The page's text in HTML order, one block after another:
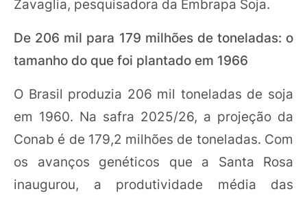
Zavaglia, pesquisadora da Embrapa Soja.
De 206 mil para 179 milhões de toneladas: o
tamanho do que foi plantado em 1966
O Brasil produzia 206 mil toneladas de soja
em 1960. Na safra 2025/26, a projeção da
Conab é de 179,2 milhões de toneladas. Com
os avanços genéticos que a Santa Rosa
inaugurou, a produtividade média das